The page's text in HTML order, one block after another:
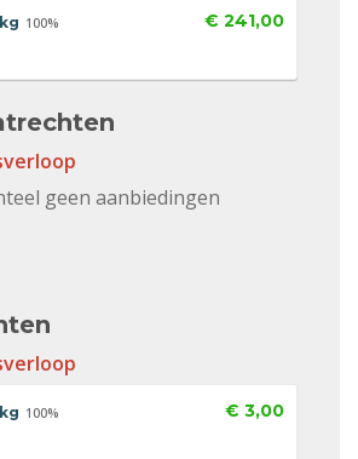
kg 100% € 241,00
geen aanbiedingen
kg 100% € 3,00